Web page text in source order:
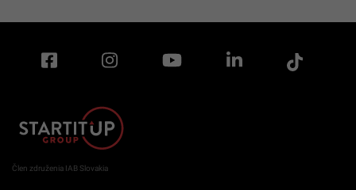
Člen združenia IAB Slovakia